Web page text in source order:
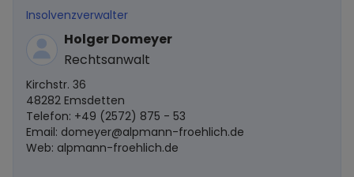
Insolvenzverwalter
Holger Domeyer
Rechtsanwalt
Kirchstr. 36
48282 Emsdetten
Telefon: +49 (2572) 875 - 53
Email: domeyer@alpmann-froehlich.de
Web: alpmann-froehlich.de